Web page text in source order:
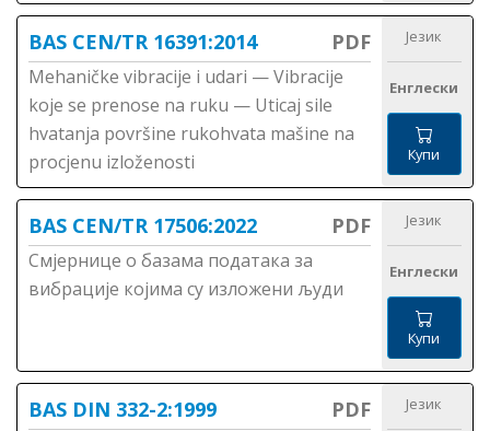
BAS CEN/TR 16391:2014 PDF
Mehaničke vibracije i udari — Vibracije
koje se prenose na ruku — Uticaj sile
hvatanja površine rukohvata mašine na
procjenu izloženosti
Језик
Енглески
Купи
BAS CEN/TR 17506:2022 PDF
Смјернице о базама података за
вибрације којима су изложени људи
Језик
Енглески
Купи
BAS DIN 332-2:1999 PDF Језик